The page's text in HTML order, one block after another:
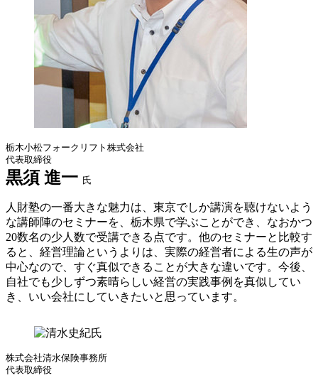
栃木小松フォークリフト株式会社
代表取締役
黒須 進一 氏
人財塾の一番大きな魅力は、東京でしか講演を聴けないよう
な講師陣のセミナーを、栃木県で学ぶことができ、なおかつ
20数名の少人数で受講できる点です。他のセミナーと比較す
ると、経営理論というよりは、実際の経営者による生の声が
中心なので、すぐ真似できることが大きな違いです。今後、
自社でも少しずつ素晴らしい経営の実践事例を真似してい
き、いい会社にしていきたいと思っています。
株式会社清水保険事務所
代表取締役